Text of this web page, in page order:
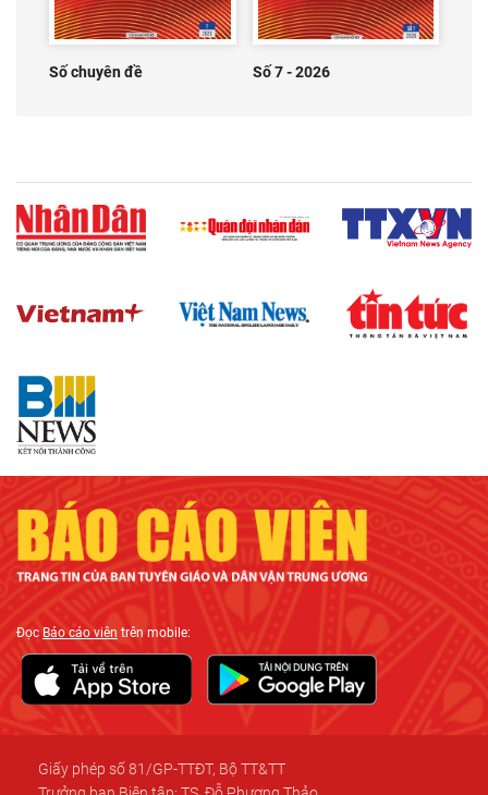
Số chuyên đề Số 7 - 2026
ĐọcBáo cáo viên trên mobile:
Giấy phép số 81/GP-TTĐT, Bộ TT&TT